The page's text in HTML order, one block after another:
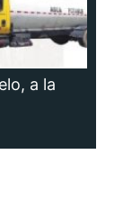
a la